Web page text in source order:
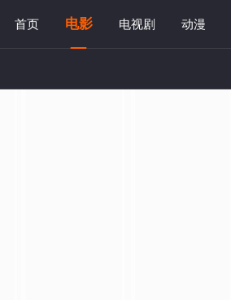
首页 电影 电视剧 动漫